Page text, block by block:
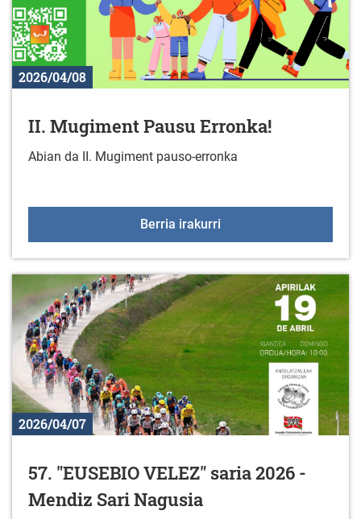
2026/04/08
II. Mugiment Pausu Erronka!
Abian da II. Mugiment pauso-erronka
Berria irakurri
2026/04/07
57. "EUSEBIO VELEZ" saria 2026 -
Mendiz Sari Nagusia